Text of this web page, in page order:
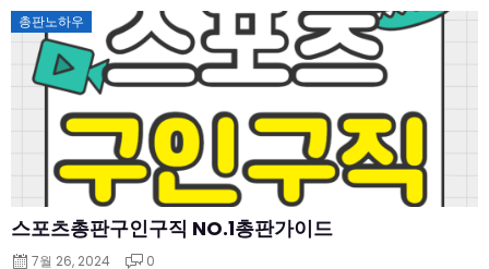
총판노하우
스포츠총판구인구직 NO.1총판가이드
Posted
on
7월 26, 2024 0